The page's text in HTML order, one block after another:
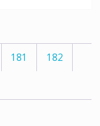
181 182